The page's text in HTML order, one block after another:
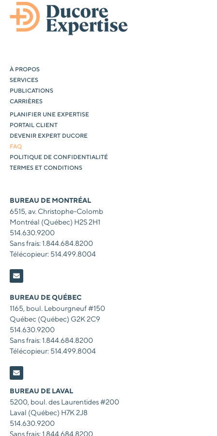
À PROPOS
SERVICES
PUBLICATIONS
CARRIÈRES
PLANIFIER UNE EXPERTISE
PORTAIL CLIENT
DEVENIR EXPERT DUCORE
FAQ
POLITIQUE DE CONFIDENTIALITÉ
TERMES ET CONDITIONS
BUREAU DE MONTRÉAL
6515, av. Christophe-Colomb
Montréal (Québec) H2S 2H1
514.630.9200
Sans frais: 1.844.684.8200
Télécopieur: 514.499.8004
BUREAU DE QUÉBEC
1165, boul. Lebourgneuf #150
Québec (Québec) G2K 2C9
514.630.9200
Sans frais: 1.844.684.8200
Télécopieur: 514.499.8004
BUREAU DE LAVAL
5200, boul. des Laurentides #200
Laval (Québec) H7K 2J8
514.630.9200